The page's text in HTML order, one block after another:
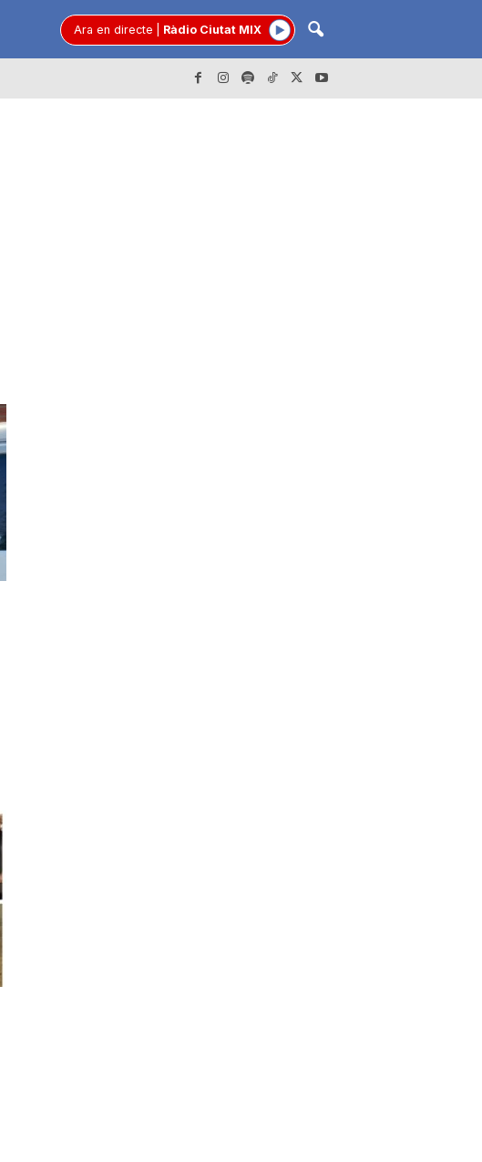
Ara en directe Ràdio Ciutat MIX